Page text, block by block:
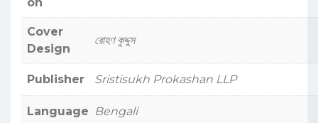
Cover
Design
রোহণ কুদ্দুস
Publisher Sristisukh Prokashan LLP
Language Bengali